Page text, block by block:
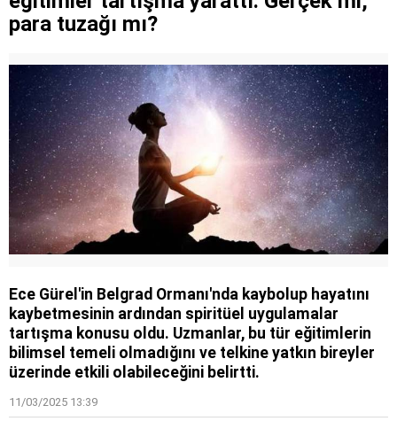
para tuzağı mı?
Ece Gürel'in Belgrad Ormanı'nda kaybolup hayatını
kaybetmesinin ardından spiritüel uygulamalar
tartışma konusu oldu. Uzmanlar, bu tür eğitimlerin
bilimsel temeli olmadığını ve telkine yatkın bireyler
üzerinde etkili olabileceğini belirtti.
11/03/2025 13:39